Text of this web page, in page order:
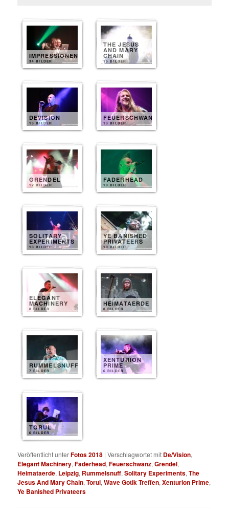
IMPRESSIONEN
34 BILDER
THE JESUS
AND MARY
CHAIN
15 BILDER
DEVISION
13 BILDER
FEUERSCHWANZ
13 BILDER
GRENDEL
12 BILDER
FADERHEAD
10 BILDER
SOLITARY
EXPERIMENTS
10 BILDER
YE BANISHED
PRIVATEERS
10 BILDER
ELEGANT
MACHINERY
8 BILDER
HEIMATAERDE
8 BILDER
RUMMELSNUFF
7 BILDER
XENTURION
PRIME
6 BILDER
TORUL
6 BILDER
Veröffentlicht unterFotos 2018 |Verschlagwortet mit De/Vision,
Elegant Machinery,Faderhead,Feuerschwanz,Grendel,
Heimataerde, Leipzig, Rummelsnuff,Solitary Experiments,The
Jesus And Mary Chain,Torul,Wave Gotik Treffen,Xenturion Prime,
Ye Banished Privateers